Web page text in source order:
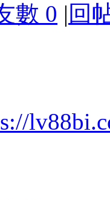
數 0 | 回